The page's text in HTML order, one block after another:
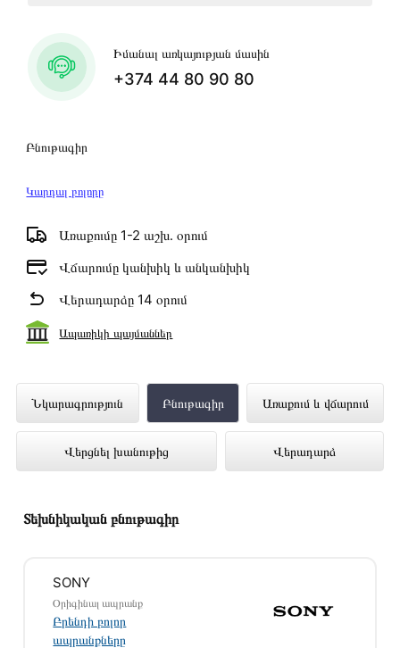
Բնութագիր
Կարդալ բոլորը
Առաքումը 1-2 աշխ․ օրում
Վճարումը կանխիկ և անկանխիկ
Վերադարձը 14 օրում
Ապառիկի պայմաններ
Իմանալ առկայության մասին
+374 44 80 90 80
Նկարագրություն Բնութագիր Առաքում և վճարում
Վերցնել խանութից Վերադարձ
Շարժական բարձրախոս SONY
SRSXB23L ներկայացված է Technomix
առցանց խանութում լավագույն գնով 44
Տեխնիկական բնութագիր
SONY
Օրիգինալ ապրանք
Բրենդի բոլոր
ապրանքները